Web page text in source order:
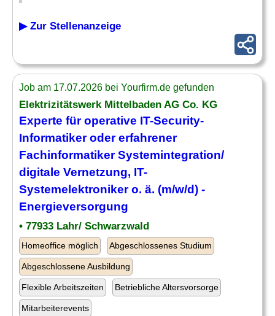
▶ Zur Stellenanzeige
Job am 17.07.2026 bei Yourfirm.de gefunden
Elektrizitätswerk Mittelbaden AG Co. KG
Experte für operative IT-Security-
Informatiker oder erfahrener
Fachinformatiker Systemintegration/
digitale Vernetzung, IT-
Systemelektroniker o. ä. (m/w/d) -
Energieversorgung
• 77933 Lahr/ Schwarzwald
Homeoffice möglich Abgeschlossenes Studium
Abgeschlossene Ausbildung
Flexible Arbeitszeiten Betriebliche Altersvorsorge
Mitarbeiterevents